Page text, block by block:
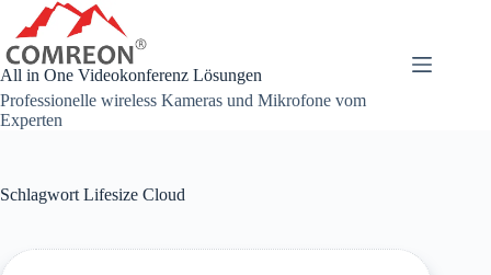
Inhalt
springen
All in One Videokonferenz Lösungen
Professionelle wireless Kameras und Mikrofone vom
Experten
Schlagwort Lifesize Cloud